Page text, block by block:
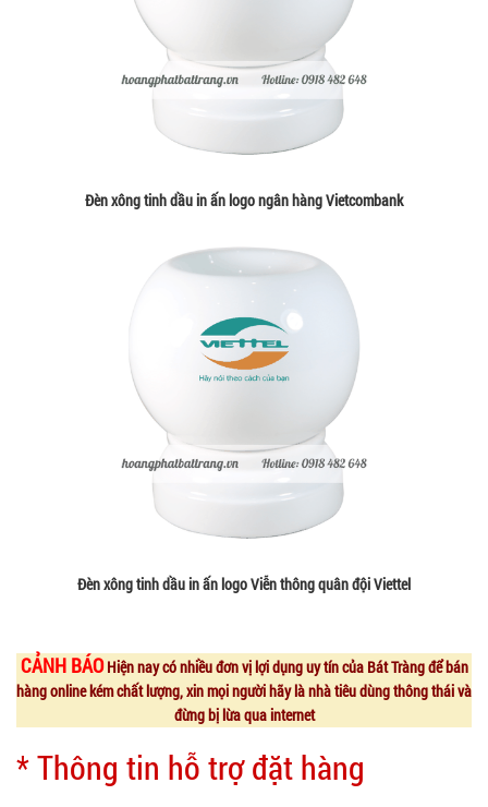
Đèn xông tinh dầu in ấn logo ngân hàng Vietcombank
Đèn xông tinh dầu in ấn logo Viễn thông quân đội Viettel
CẢNH BÁOHiện nay có nhiều đơn vị lợi dụng uy tín của Bát Tràng để bán
hàng online kém chất lượng, xin mọi người hãy là nhà tiêu dùng thông thái và
đừng bị lừa qua internet
* Thông tin hỗ trợ đặt hàng